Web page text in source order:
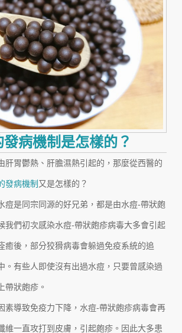
病機制是怎樣的？
肝胃鬱熱、肝膽濕熱引起的，那麼從西醫的
發病機制 又是怎樣的？
痘是同宗同源的好兄弟，都是由水痘-帶狀皰
我們初次感染水痘-帶狀皰疹病毒大多會引起
癒後，部分狡猾病毒會躲過免疫系統的追
。有些人即使沒有出過水痘，只要曾感染過
帶狀皰疹。
素導致免疫力下降，水痘-帶狀皰疹病毒會再
維一直攻打到皮膚，引起皰疹。因此大多患